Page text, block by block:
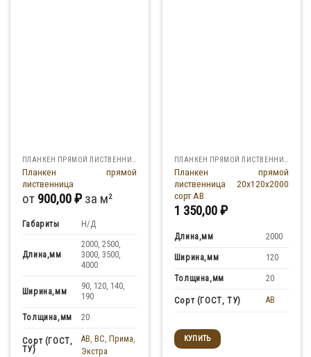
Планкен прямой
лиственница
от 900,00₽за м²
Габариты Н/Д
Длина,мм
2000, 2500,
3000, 3500,
4000
Ширина,мм
90, 120, 140,
190
Толщина,мм 20
Сорт (ГОСТ,
ТУ)
AB, BC, Прима,
Экстра
Планкен прямой
лиственница 20x120x2000
сорт АВ
1 350,00₽
Длина,мм 2000
Ширина,мм 120
Толщина,мм 20
Сорт (ГОСТ, ТУ) AB
КУПИТЬ